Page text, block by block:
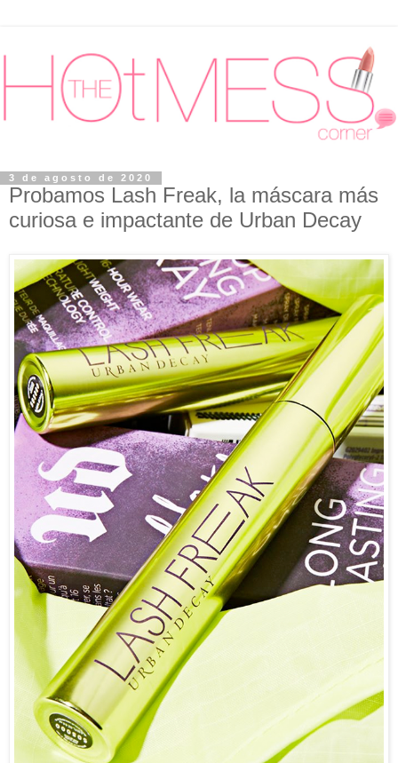
3 de agosto de 2020
Probamos Lash Freak, la máscara más
curiosa e impactante de Urban Decay